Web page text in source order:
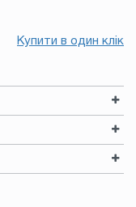
Купити в один клік